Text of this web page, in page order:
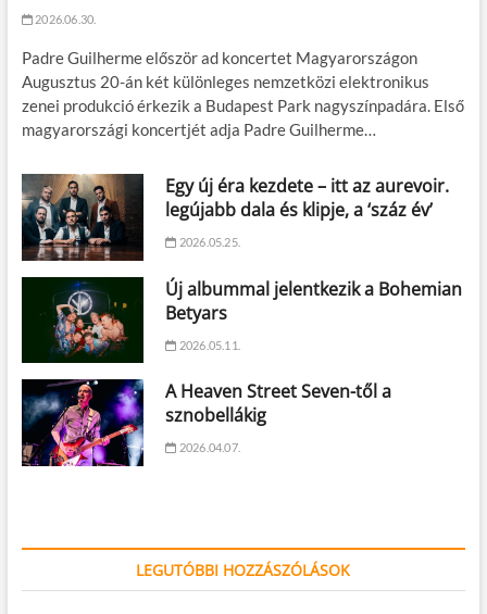
2026.06.30.
Padre Guilherme először ad koncertet Magyarországon
Augusztus 20-án két különleges nemzetközi elektronikus
zenei produkció érkezik a Budapest Park nagyszínpadára. Első
magyarországi koncertjét adja Padre Guilherme…
Egy új éra kezdete – itt az aurevoir.
legújabb dala és klipje, a ‘száz év’
2026.05.25.
Új albummal jelentkezik a Bohemian
Betyars
2026.05.11.
A Heaven Street Seven-től a
sznobellákig
2026.04.07.
LEGUTÓBBI HOZZÁSZÓLÁSOK